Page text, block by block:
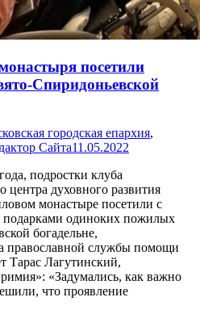
посетили
Спиридоньевской
городская епархия,
Сайта11.05.2022
подростки клуба
духовного развития
монастыре посетили с
одиноких пожилых
богадельне,
православной службы помощи
Тарас Лагутинский,
«Задумались, как важно
что проявление